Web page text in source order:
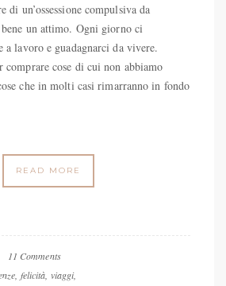
di un’ossessione compulsiva da
un attimo. Ogni giorno ci
a lavoro e guadagnarci da vivere.
comprare cose di cui non abbiamo
che in molti casi rimarranno in fondo
READ MORE
11 Comments
felicità viaggi,